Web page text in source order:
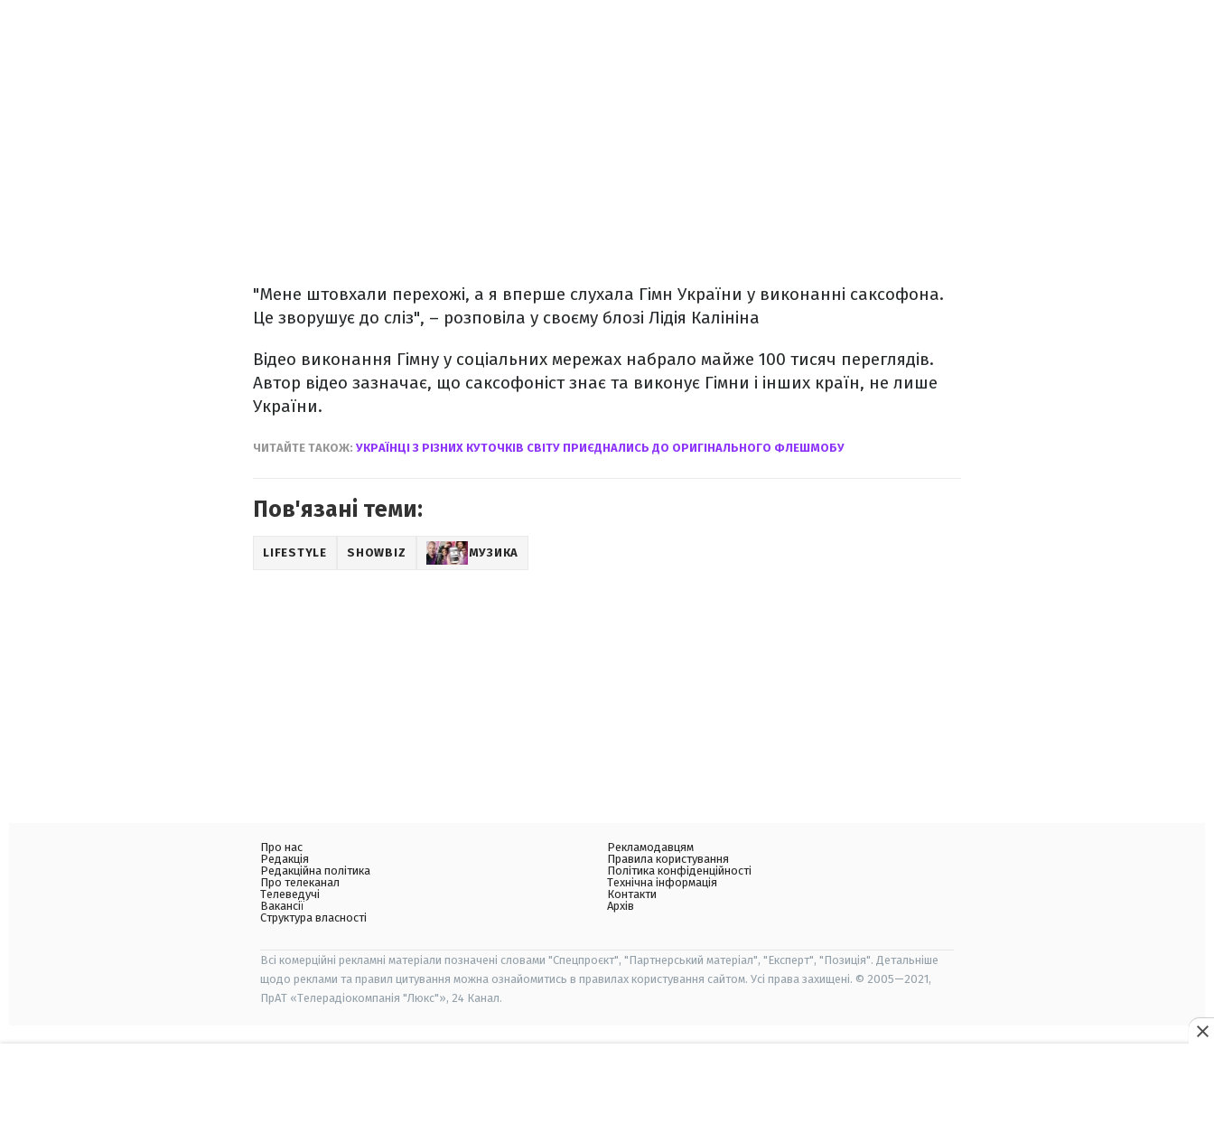
"Мене штовхали перехожі, а я вперше слухала Гімн України у виконанні саксофона.
Це зворушує до сліз", – розповіла у своєму блозі Лідія Калініна
Відео виконання Гімну у соціальних мережах набрало майже 100 тисяч переглядів.
Автор відео зазначає, що саксофоніст знає та виконує Гімни і інших країн, не лише
України.
ЧИТАЙТЕ ТАКОЖ: УКРАЇНЦІ З РІЗНИХ КУТОЧКІВ СВІТУ ПРИЄДНАЛИСЬ ДО ОРИГІНАЛЬНОГО ФЛЕШМОБУ
Пов'язані теми:
LIFESTYLE SHOWBIZ МУЗИКА
Про нас
Редакція
Редакційна політика
Про телеканал
Телеведучі
Вакансії
Структура власності
Рекламодавцям
Правила користування
Політика конфіденційності
Технічна інформація
Контакти
Архів
Всі комерційні рекламні матеріали позначені словами "Спецпроєкт", "Партнерський матеріал", "Експерт", "Позиція". Детальніше
щодо реклами та правил цитування можна ознайомитись в правилах користування сайтом. Усі права захищені. © 2005—2021,
ПрАТ «Телерадіокомпанія "Люкс"», 24 Канал.